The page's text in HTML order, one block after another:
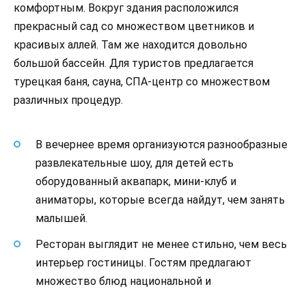
комфортным. Вокруг здания расположился
прекрасный сад со множеством цветников и
красивых аллей. Там же находится довольно
большой бассейн. Для туристов предлагается
турецкая баня, сауна, СПА-центр со множеством
различных процедур.
В вечернее время организуются разнообразные
развлекательные шоу, для детей есть
оборудованный аквапарк, мини-клуб и
аниматоры, которые всегда найдут, чем занять
малышей.
Ресторан выглядит не менее стильно, чем весь
интерьер гостиницы. Гостям предлагают
множество блюд национальной и